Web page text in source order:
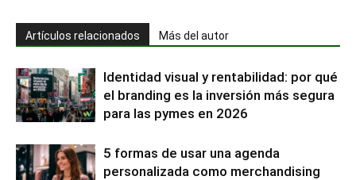
Artículos relacionados Más del autor
Identidad visual y rentabilidad: por qué
el branding es la inversión más segura
para las pymes en 2026
5 formas de usar una agenda
personalizada como merchandising